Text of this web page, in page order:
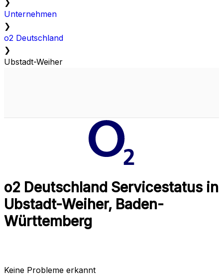
❯
Unternehmen
❯
o2 Deutschland
❯
Ubstadt-Weiher
o2 Deutschland Servicestatus in
Ubstadt-Weiher, Baden-
Württemberg
Keine Probleme erkannt